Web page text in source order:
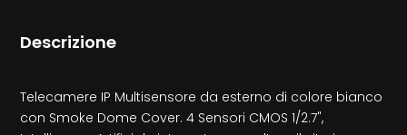
Descrizione
Telecamere IP Multisensore da esterno di colore bianco
con Smoke Dome Cover. 4 Sensori CMOS 1/2.7",